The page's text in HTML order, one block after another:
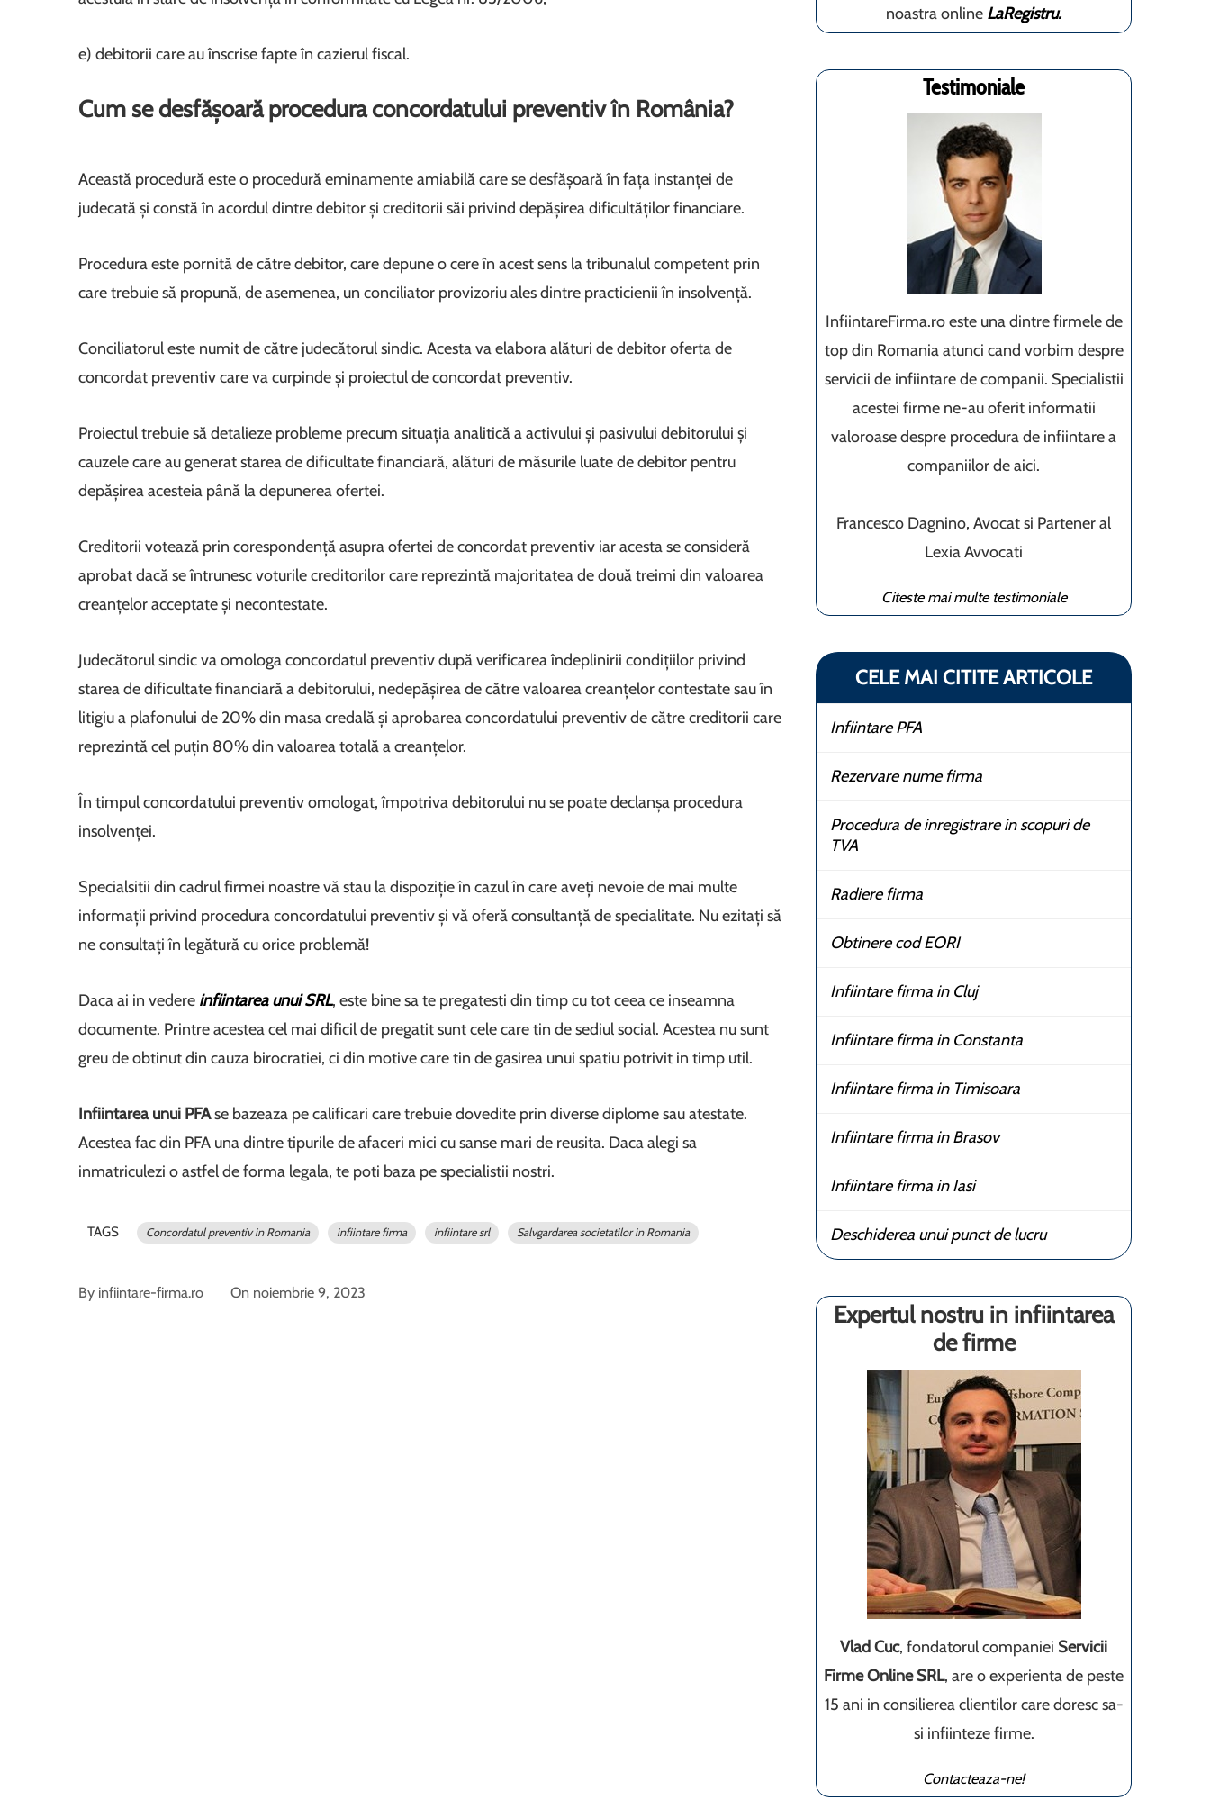
e) debitorii care au înscrise fapte în cazierul fiscal.
Cum se desfășoară procedura concordatului preventiv în România?
Această procedură este o procedură eminamente amiabilă care se desfășoară în fața instanței de
judecată și constă în acordul dintre debitor și creditorii săi privind depășirea dificultăților financiare.
Procedura este pornită de către debitor, care depune o cere în acest sens la tribunalul competent prin
care trebuie să propună, de asemenea, un conciliator provizoriu ales dintre practicienii în insolvență.
Conciliatorul este numit de către judecătorul sindic. Acesta va elabora alături de debitor oferta de
concordat preventiv care va curpinde și proiectul de concordat preventiv.
Proiectul trebuie să detalieze probleme precum situația analitică a activului și pasivului debitorului și
cauzele care au generat starea de dificultate financiară, alături de măsurile luate de debitor pentru
depășirea acesteia până la depunerea ofertei.
Creditorii votează prin corespondență asupra ofertei de concordat preventiv iar acesta se consideră
aprobat dacă se întrunesc voturile creditorilor care reprezintă majoritatea de două treimi din valoarea
creanțelor acceptate și necontestate.
Judecătorul sindic va omologa concordatul preventiv după verificarea îndeplinirii condițiilor privind
starea de dificultate financiară a debitorului, nedepășirea de către valoarea creanțelor contestate sau în
litigiu a plafonului de 20% din masa credală și aprobarea concordatului preventiv de către creditorii care
reprezintă cel puțin 80% din valoarea totală a creanțelor.
În timpul concordatului preventiv omologat, împotriva debitorului nu se poate declanșa procedura
insolvenței.
Specialsitii din cadrul firmei noastre vă stau la dispoziție în cazul în care aveți nevoie de mai multe
informații privind procedura concordatului preventiv și vă oferă consultanță de specialitate. Nu ezitați să
ne consultați în legătură cu orice problemă!
Daca ai in vedere infiintarea unui SRL, este bine sa te pregatesti din timp cu tot ceea ce inseamna
documente. Printre acestea cel mai dificil de pregatit sunt cele care tin de sediul social. Acestea nu sunt
greu de obtinut din cauza birocratiei, ci din motive care tin de gasirea unui spatiu potrivit in timp util.
Infiintarea unui PFAse bazeaza pe calificari care trebuie dovedite prin diverse diplome sau atestate.
Acestea fac din PFA una dintre tipurile de afaceri mici cu sanse mari de reusita. Daca alegi sa
inmatriculezi o astfel de forma legala, te poti baza pe specialistii nostri.
TAGS Concordatul preventiv in Romania infiintare firma infiintare srl Salvgardarea societatilor in Romania
By infiintare-firma.ro On noiembrie 9, 2023
noastra online LaRegistru.
Testimoniale
InfiintareFirma.ro este una dintre firmele de
top din Romania atunci cand vorbim despre
servicii de infiintare de companii. Specialistii
acestei firme ne-au oferit informatii
valoroase despre procedura de infiintare a
companiilor de aici.
Francesco Dagnino, Avocat si Partener al
Lexia Avvocati
Citeste mai multe testimoniale
CELE MAI CITITE ARTICOLE
Infiintare PFA
Rezervare nume firma
Procedura de inregistrare in scopuri de
TVA
Radiere firma
Obtinere cod EORI
Infiintare firma in Cluj
Infiintare firma in Constanta
Infiintare firma in Timisoara
Infiintare firma in Brasov
Infiintare firma in Iasi
Deschiderea unui punct de lucru
Expertul nostru in infiintarea
de firme
Vlad Cuc, fondatorul companiei Servicii
Firme Online SRL, are o experienta de peste
15 ani in consilierea clientilor care doresc sa-
si infiinteze firme.
Contacteaza-ne!